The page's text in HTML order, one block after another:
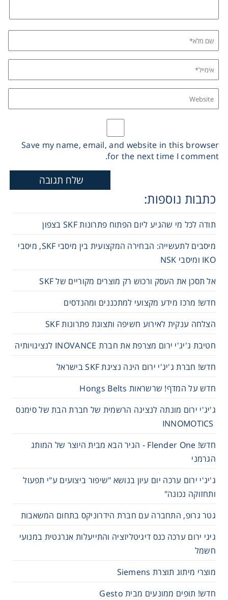
כתבות נוספות:
תודה לכל מי שהגיע ליום הפתוח פתרונות SKF בצפון
מיסבים לתעשייה: הבחירה המקצועית בין מיסבי SKF, מיסבי
IKO ומיסבי NSK
אל תסכן את העסק ורכוש רק מוצרים מקוריים של SKF
חדש! מרכז מידע מקצועי למתכננים ומהנדסים
הצלחה ענקית לאירוע חשיפה ותצוגת פתרונות SKF
חטיבת ג'יג'י ירום מצרפת את חברת INOVANCE לנציגויותיה
חדש! חברת ג'יג'י ירום הינה נציגת SKF בישראל
חדש על המדף! שרשראות Hongs Belts
ג'יג'י ירום מונתה לנציגה הרשמית של חברת הבת של סימנס
חדש! Flender One - הגיר הבא מבית היוצר של המותג
הגרמני
ג'יג'י ירום ערכה יום עיון בנושא "שיפור ביצועים ע"י תפעול
ותחזוקה נכונה"
גטר גרופ, התחברה עם חברת הידרוניקס בתחום המשאבות
גיגי ירום ערכה כנס דיגיטליזציה והתייעלות אנרגטית במנועי
חשמל
מוצרי מיתוג תוצרת Siemens
חדש! תופים ממונעים מבית Gesto
Save my name, email, and website in this browser
for the next time I comment.